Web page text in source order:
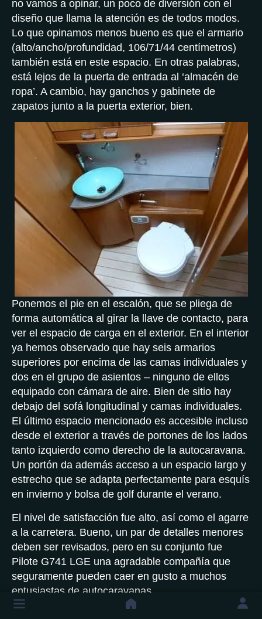
no vamos a opinar, un poco de diversión con el
diseño que llama la atención es de todos modos.
Lo que opinamos menos bueno es que el armario
(alto/ancho/profundidad, 106/71/44 centímetros)
también está en este espacio. En otras palabras,
está lejos de la puerta de entrada al ‘almacén de
ropa’. A cambio, hay ganchos y gabinete de
zapatos junto a la puerta exterior, bien.
Ponemos el pie en el escalón, que se pliega de
forma automática al girar la llave de contacto, para
ver el espacio de carga en el exterior. En el interior
ya hemos observado que hay seis armarios
superiores por encima de las camas individuales y
dos en el grupo de asientos – ninguno de ellos
equipado con cámara de aire. Bien de sitio hay
debajo del sofá longitudinal y camas individuales.
El último espacio mencionado es accesible incluso
desde el exterior a través de portones de los lados
tanto izquierdo como derecho de la autocaravana.
Un portón da además acceso a un espacio largo y
estrecho que se adapta perfectamente para esquís
en invierno y bolsa de golf durante el verano.
El nivel de satisfacción fue alto, así como el agarre
a la carretera. Bueno, un par de detalles menores
deben ser revisados, pero en su conjunto fue
Pilote G741 LGE una agradable compañía que
seguramente pueden caer en gusto a muchos
entusiastas de autocaravanas.